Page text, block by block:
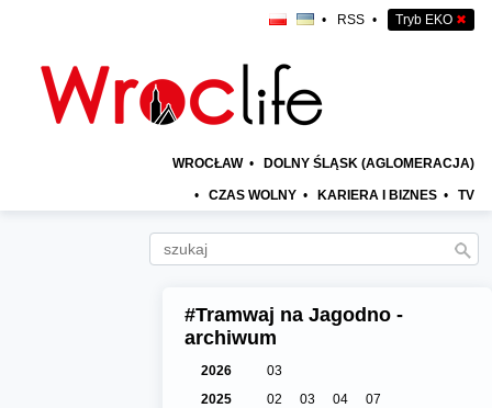
• RSS • Tryb EKO ✖
WROCŁAW • DOLNY ŚLĄSK (AGLOMERACJA)
• CZAS WOLNY • KARIERA I BIZNES • TV
#Tramwaj na Jagodno -
archiwum
2026
03
2025
02 03 04
07